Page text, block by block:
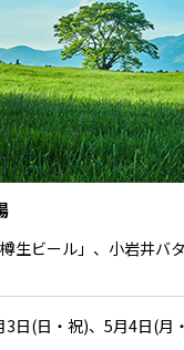
生ビール」、小岩井バ
3日(日・祝)、5月4日(